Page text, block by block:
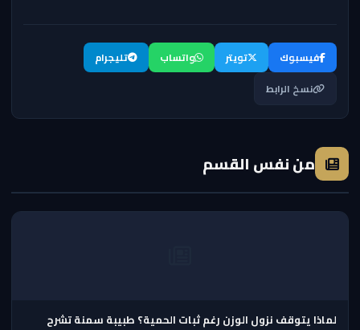
فيسبوك تويتر واتساب
تليجرام
نسخ الرابط
من نفس القسم
لماذا يتوقف نزول الوزن رغم ثبات الحمية؟ طبيبة سمنة تشرح